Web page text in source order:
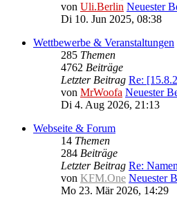
von Uli.Berlin Neuester
Di 10. Jun 2025, 08:38
Wettbewerbe & Veranstaltungen
285 Themen
4762 Beiträge
Letzter Beitrag Re:
von MrWoofa Neuester
Di 4. Aug 2026, 21:13
Webseite & Forum
14 Themen
284 Beiträge
Letzter Beitrag Re:
von KFM.One Neuester
Mo 23. Mär 2026, 14:29